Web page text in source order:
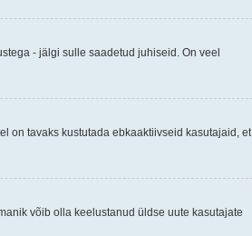
- jälgi sulle saadetud juhiseid. On veel
on tavaks kustutada ebkaaktiivseid kasutajaid, et
võib olla keelustanud üldse uute kasutajate